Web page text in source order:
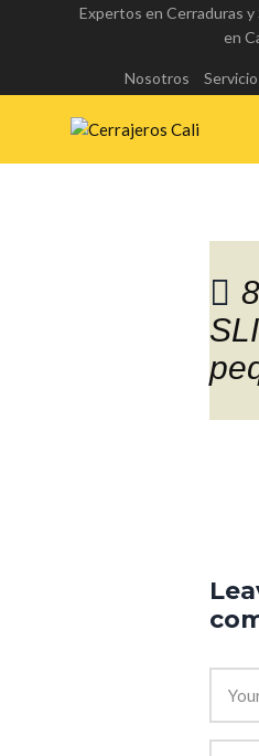
Expertos en Cerraduras y
en
Nosotros